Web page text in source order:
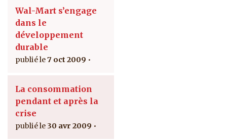
Wal-Mart s’engage
dans le
développement
durable
7 oct 2009
La consommation
pendant et après la
crise
30 avr 2009